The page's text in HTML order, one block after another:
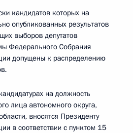
кандидатов которых на
опубликованных результатов
выборов депутатов
Федерального Собрания
допущены к распределению
на должность
лица автономного округа,
вносятся Президенту
в соответствии с пунктом 15